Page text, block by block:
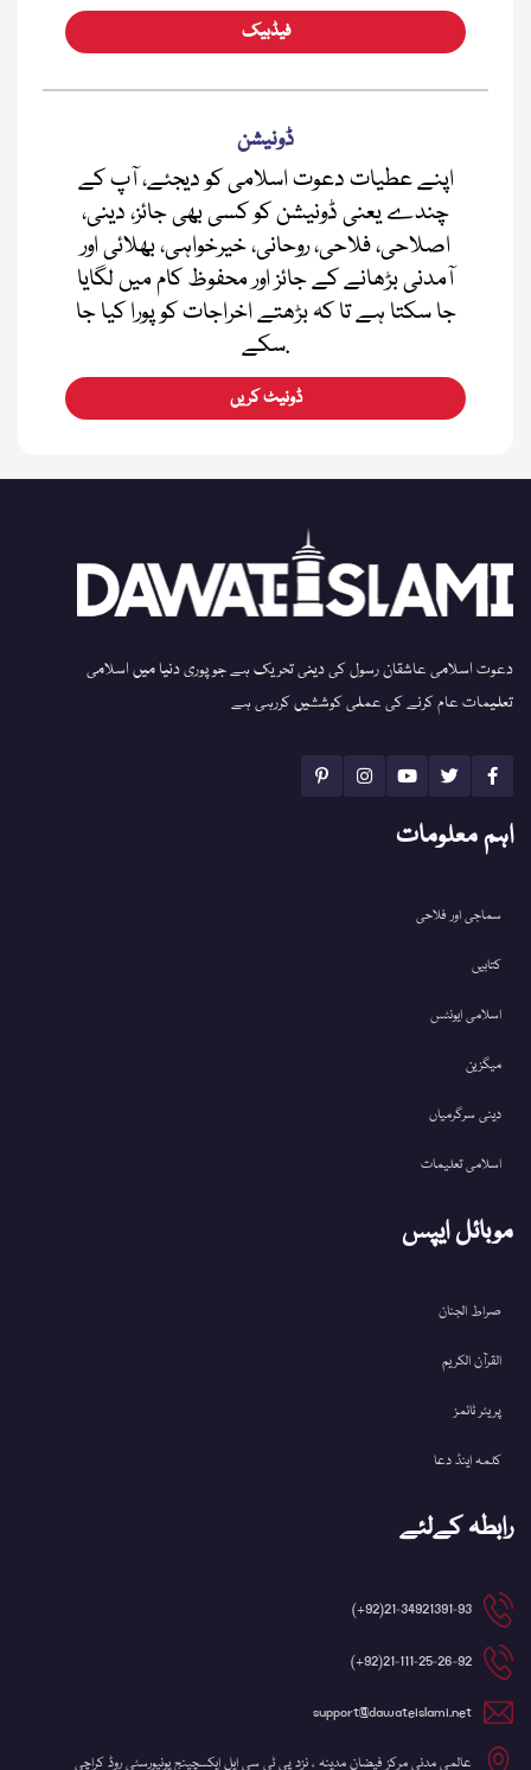
فیڈبیک
ڈونیشن
اپنے عطیات دعوت اسلامی کو دیجئے، آپ کے
چندے یعنی ڈونیشن کو کسی بھی جائز، دینی،
اصلاحی، فلاحی، روحانی، خیرخواہی، بھلائی اور
آمدنی بڑھانے کے جائز اور محفوظ کام میں لگایا
جا سکتا ہے تا کہ بڑھتے اخراجات کو پورا کیا جا
سکے.
ڈونیٹ کریں
دعوت اسلامی عاشقان رسول کی دینی تحریک ہے جو پوری دنیا میں اسلامی
تعلیمات عام کرنے کی عملی کوششیں کررہی ہے
اہم معلومات
سماجی اور فلاحی
کتابیں
اسلامی ایونٹس
میگزین
دینی سرگرمیاں
اسلامی تعلیمات
موبائل ایپس
صراط الجنان
القرآن الکریم
پریئر ٹائمز
کلمہ اینڈ دعا
رابطہ کےلئے
21-34921391-93(92+)
21-111-25-26-92(92+)
support@dawateislami.net
عالمی مدنی مرکز فیضان مدینہ ، نزد پی ٹی سی ایل ایکسچینج یونیورسٹی روڈ کراچی